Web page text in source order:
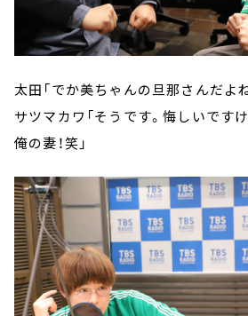
太田「でか美ちゃんの旦那さんだよね
サツマカワ「そうです。悔しいです
俺の妻！笑」